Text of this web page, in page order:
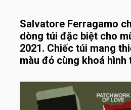
Salvatore Ferragamo
dòng túi đặc biệt cho
2021. Chiếc túi mang
màu đỏ cùng khoá hình